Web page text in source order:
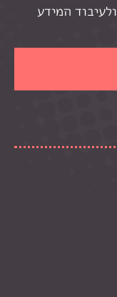
ולעיבוד המידע